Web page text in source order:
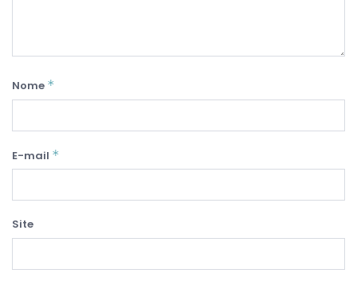
Nome *
E-mail *
Site